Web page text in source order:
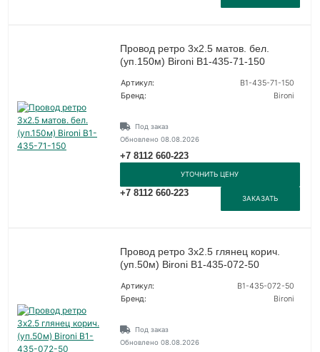
Провод ретро 3х2.5 матов. бел.
(уп.150м) Bironi B1-435-71-150
Артикул:
B1-435-71-150
Бренд:
Bironi
Под заказ
Обновлено 08.08.2026
+7 8112 660-223
УТОЧНИТЬ ЦЕНУ
+7 8112 660-223
ЗАКАЗАТЬ
Провод ретро 3х2.5 глянец корич.
(уп.50м) Bironi B1-435-072-50
Артикул:
B1-435-072-50
Бренд:
Bironi
Под заказ
Обновлено 08.08.2026